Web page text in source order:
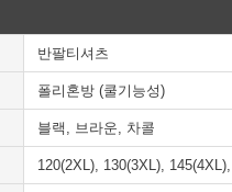
반팔티셔츠
폴리혼방 (쿨기능성)
블랙, 브라운, 차콜
120(2XL), 130(3XL),